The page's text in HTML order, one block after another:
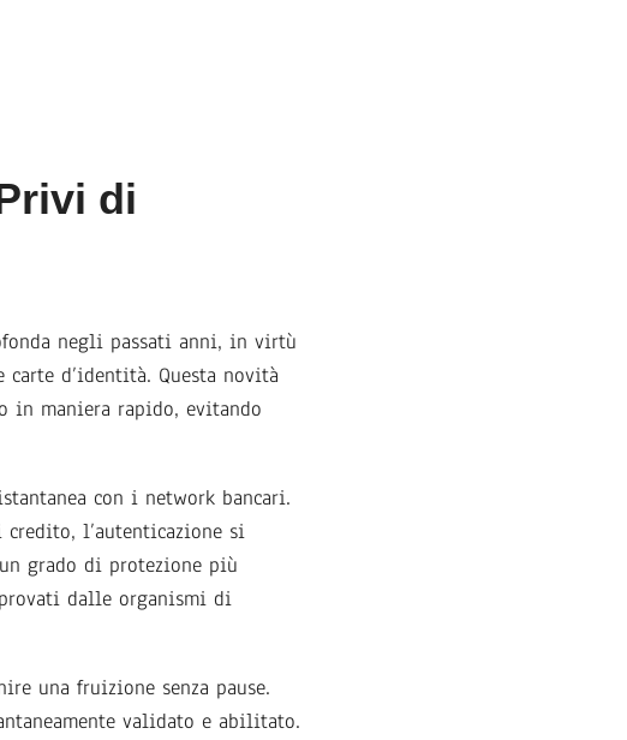
di
negli passati anni, in virtù
d’identità. Questa novità
in maniera rapido, evitando
con i network bancari.
l’autenticazione si
grado di protezione più
dalle organismi di
una fruizione senza pause.
validato e abilitato.